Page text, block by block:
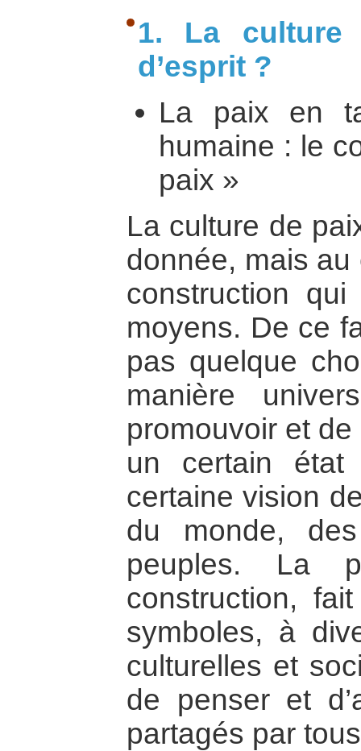
1. La
d’esprit ?
La paix en
humaine : le
paix »
La culture de
donnée, mais au
construction
moyens. De ce
pas quelque
manière
promouvoir et
un certain état
certaine vision
du monde,
peuples. La
construction,
symboles, à
culturelles et
de penser et
partagés par